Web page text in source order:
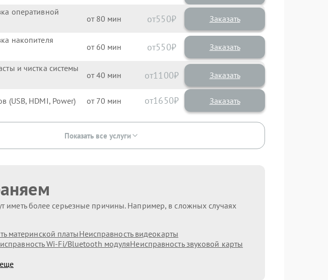
оперативной
80 550
накопителя
60 550
и чистка системы
40 1100
(USB, HDMI, Power) 70 1650
Показать все услуги
иметь более серьезные причины. Например, в сложных случаях
материнской платыНеисправность видеокарты
Wi-Fi/Bluetooth модуляНеисправность звуковой карты